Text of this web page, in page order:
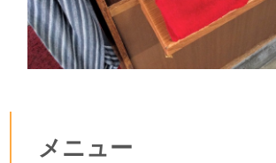
メニュー